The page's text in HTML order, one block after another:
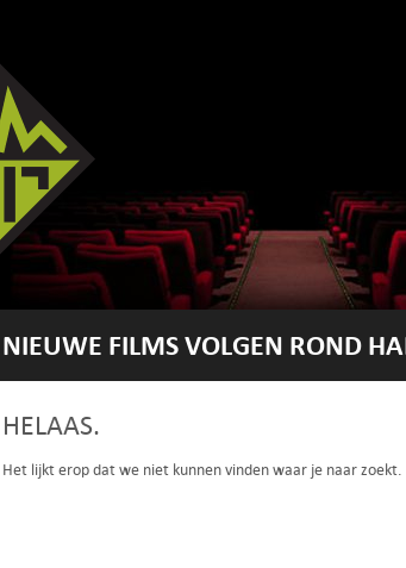
NIEUWE FILMS VOLGEN ROND
HELAAS.
Het lijkt erop dat we niet kunnen vinden waar je naar zoekt.